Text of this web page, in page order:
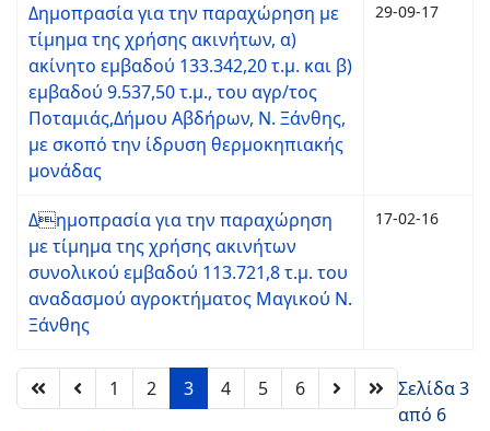
Δημοπρασία για την παραχώρηση με
τίμημα της χρήσης ακινήτων, α)
ακίνητο εμβαδού 133.342,20 τ.μ. και β)
εμβαδού 9.537,50 τ.μ., του αγρ/τος
Ποταμιάς,Δήμου Αβδήρων, Ν. Ξάνθης,
με σκοπό την ίδρυση θερμοκηπιακής
μονάδας
29-09-17
Δημοπρασία για την παραχώρηση
με τίμημα της χρήσης ακινήτων
συνολικού εμβαδού 113.721,8 τ.μ. του
αναδασμού αγροκτήματος Μαγικού Ν.
Ξάνθης
17-02-16
1 2 3 4 5 6
Σελίδα 3
από 6